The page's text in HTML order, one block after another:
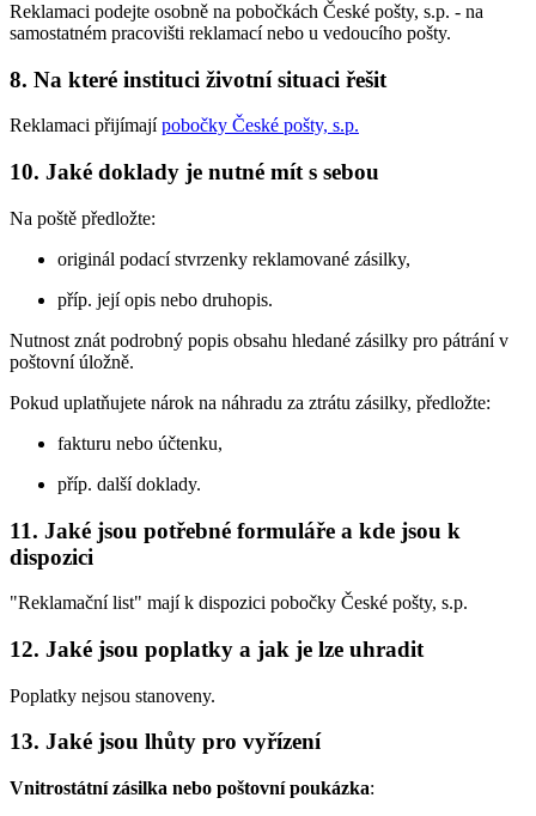
Reklamaci podejte osobně na pobočkách České pošty, s.p. - na
samostatném pracovišti reklamací nebo u vedoucího pošty.
8. Na které instituci životní situaci řešit
Reklamaci přijímají pobočky České pošty, s.p.
10. Jaké doklady je nutné mít s sebou
Na poště předložte:
originál podací stvrzenky reklamované zásilky,
příp. její opis nebo druhopis.
Nutnost znát podrobný popis obsahu hledané zásilky pro pátrání v
poštovní úložně.
Pokud uplatňujete nárok na náhradu za ztrátu zásilky, předložte:
fakturu nebo účtenku,
příp. další doklady.
11. Jaké jsou potřebné formuláře a kde jsou k
dispozici
"Reklamační list" mají k dispozici pobočky České pošty, s.p.
12. Jaké jsou poplatky a jak je lze uhradit
Poplatky nejsou stanoveny.
13. Jaké jsou lhůty pro vyřízení
Vnitrostátní zásilka nebo poštovní poukázka: